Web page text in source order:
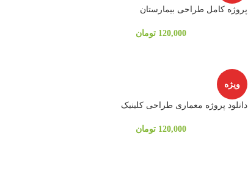
پروژه کامل طراحی بیمارستان
120,000 تومان
ویژه
دانلود پروژه معماری طراحی کلینیک
120,000 تومان